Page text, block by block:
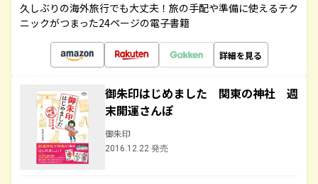
久しぶりの海外旅行でも大丈夫！旅の手配や準備に使えるテク
ニックがつまった24ページの電子書籍
詳細を見る
御朱印はじめました 関東の神社 週
末開運さんぽ
御朱印
2016.12.22 発売